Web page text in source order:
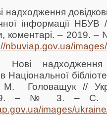
інформації
коментарі. – 2019.
nbuviap.gov.ua/
надходження
Національної
Головащук //
– № 3. – С.
images/